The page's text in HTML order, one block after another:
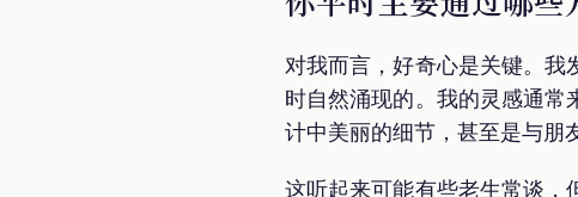
对我而言，好奇心是关键。我
时自然涌现的。我的灵感通
计中美丽的细节，甚至是与朋
这听起来可能有些老生常谈，